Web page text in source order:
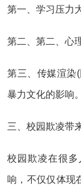
第一、学习压力
第二、第二、心
第三、传媒渲染
暴力文化的影响。
三、校园欺凌带
校园欺凌在很
响，不仅仅体现